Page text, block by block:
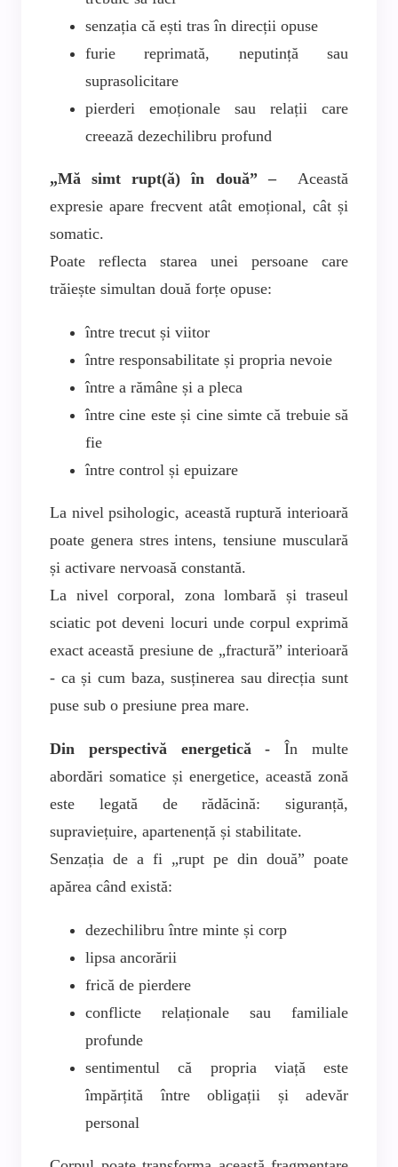
senzația că ești tras în direcții opuse
furie reprimată, neputință sau
suprasolicitare
pierderi emoționale sau relații care
creează dezechilibru profund
„Mă simt rupt(ă) în două” –
Această
expresie apare frecvent atât emoțional, cât și
somatic.
Poate reflecta starea unei persoane care
trăiește simultan două forțe opuse:
între trecut și viitor
între responsabilitate și propria nevoie
între a rămâne și a pleca
între cine este și cine simte că trebuie să
fie
între control și epuizare
La nivel psihologic, această ruptură interioară
poate genera stres intens, tensiune musculară
și activare nervoasă constantă.
La nivel corporal, zona lombară și traseul
sciatic pot deveni locuri unde corpul exprimă
exact această presiune de „fractură” interioară
- ca și cum baza, susținerea sau direcția sunt
puse sub o presiune prea mare.
Din perspectivă energetică -În multe
abordări somatice și energetice, această zonă
este legată de rădăcină: siguranță,
supraviețuire, apartenență și stabilitate.
Senzația de a fi „rupt pe din două” poate
apărea când există:
dezechilibru între minte și corp
lipsa ancorării
frică de pierdere
conflicte relaționale sau familiale
profunde
sentimentul că propria viață este
împărțită între obligații și adevăr
personal